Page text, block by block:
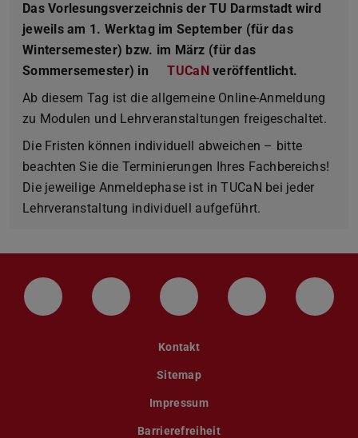
Das Vorlesungsverzeichnis der TU Darmstadt wird
jeweils am 1. Werktag im September (für das
Wintersemester) bzw. im März (für das
Sommersemester) in
TUCaN veröffentlicht.
Ab diesem Tag ist die allgemeine Online-Anmeldung
zu Modulen und Lehrveranstaltungen freigeschaltet.
Die Fristen können individuell abweichen – bitte
beachten Sie die Terminierungen Ihres Fachbereichs!
Die jeweilige Anmeldephase ist in TUCaN bei jeder
Lehrveranstaltung individuell aufgeführt.
LinkedIn-Seite der TU Darmstadt
Instagram-Kanal der TU
Bluesky-Kanal der TU
Facebook-
Kontakt
Sitemap
Impressum
Barrierefreiheit